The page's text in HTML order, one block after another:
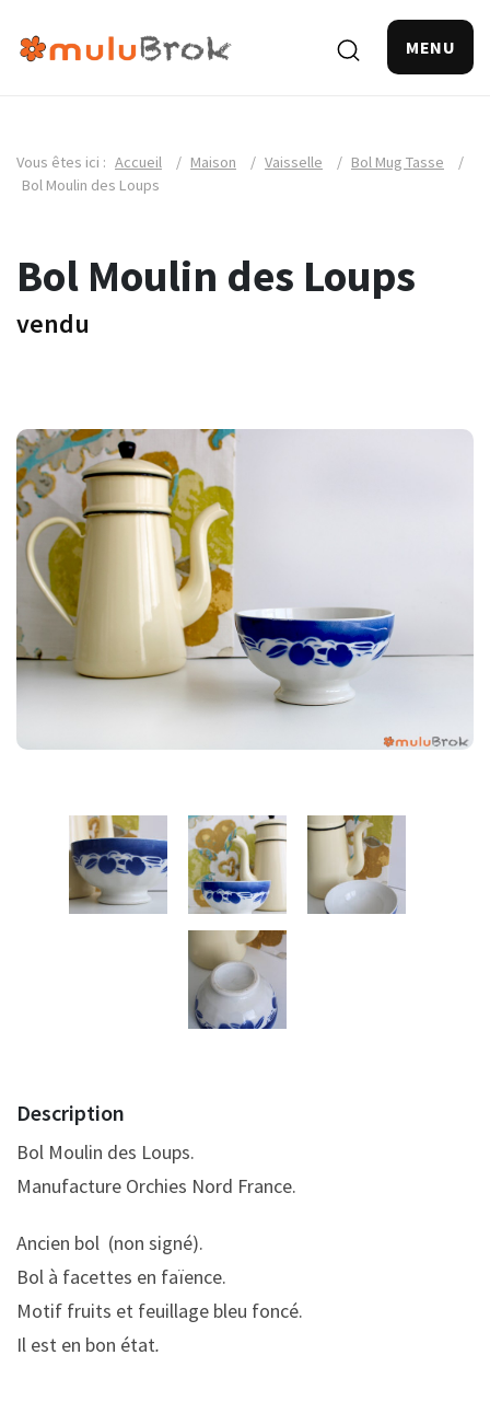
MENU
Vous êtes ici : Accueil / Maison / Vaisselle / Bol Mug Tasse
/
Bol Moulin des Loups
Bol Moulin des Loups
vendu
Description
Bol Moulin des Loups.
Manufacture Orchies Nord France.
Ancien bol (non signé).
Bol à facettes en faïence.
Motif fruits et feuillage bleu foncé.
Il est en bon état.